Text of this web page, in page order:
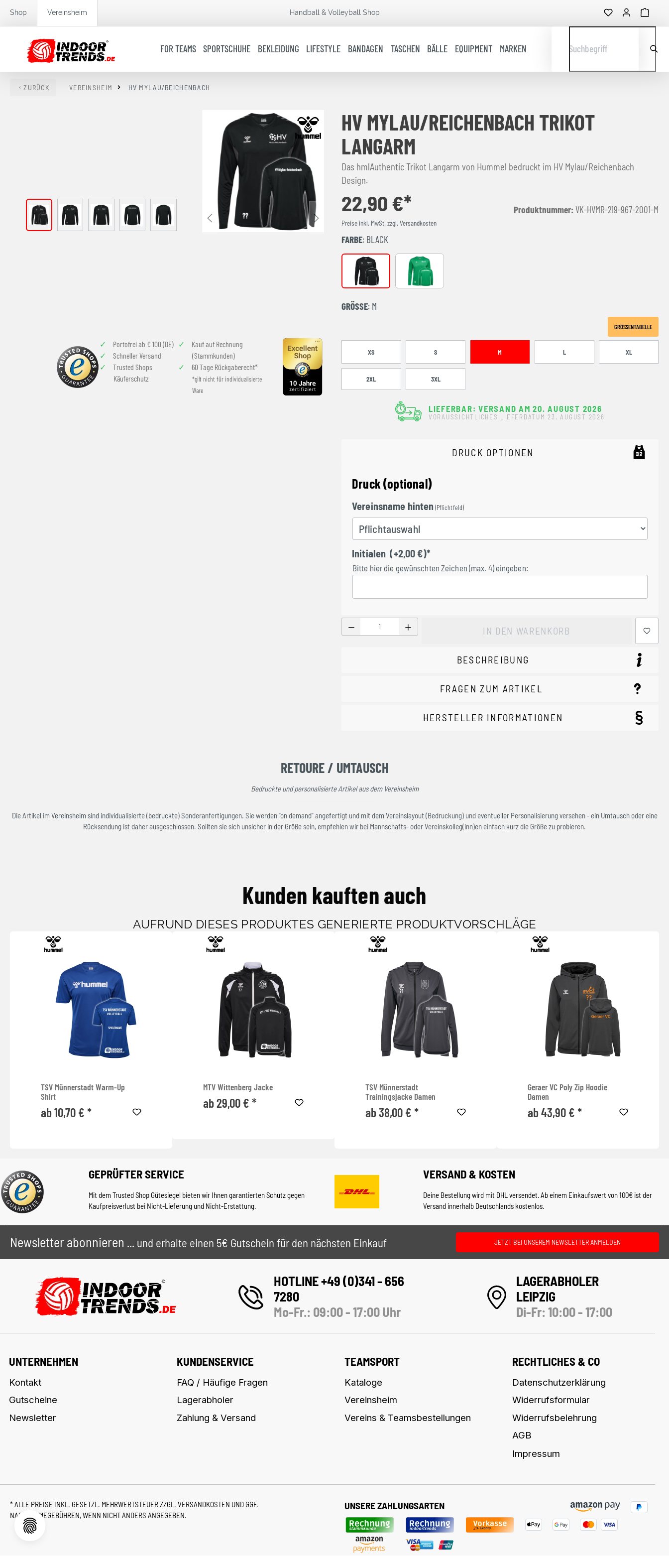
Zur Hauptnavigation springen
Shop Vereinsheim Handball & Volleyball Shop
FOR TEAMS SPORTSCHUHE BEKLEIDUNG LIFESTYLE BANDAGEN TASCHEN BÄLLE EQUIPMENT MARKEN Suchbegriff
ZURÜCK VEREINSHEIM HV MYLAU/REICHENBACH
Portofrei ab € 100 (DE)
Schneller Versand
Trusted Shops
Käuferschutz
Kauf auf Rechnung
(Stammkunden)
60 Tage Rückgaberecht*
*gilt nicht für individualisierte
Ware
HV MYLAU/REICHENBACH TRIKOT
LANGARM
Das hmlAuthentic Trikot Langarm von Hummel bedruckt im HV Mylau/Reichenbach
Design.
22,90 €*
Preise inkl. MwSt. zzgl. Versandkosten
Produktnummer: VK-HVMR-219-967-2001-M
FARBE: BLACK
Black JELLY BEAN
GRÖSSE : M
GRÖSSENTABELLE
XS S M L XL
2XL 3XL
LIEFERBAR: VERSAND AM 20. AUGUST 2026
VORAUSSICHTLICHES LIEFERDATUM 23. AUGUST 2026
DRUCK OPTIONEN
Druck (optional)
Vereinsname hinten (Pflichtfeld)
Vereinsname hinten
Initialen (+2,00 €)*
Bitte hier die gewünschten Zeichen (max. 4) eingeben:
Initialen
Produkt Anzahl: Gib den gewünschten Wert ein oder benutze die Schaltflächen
IN DEN WARENKORB
BESCHREIBUNG
FRAGEN ZUM ARTIKEL
HERSTELLER INFORMATIONEN
RETOURE / UMTAUSCH
Bedruckte und personalisierte Artikel aus dem Vereinsheim
Die Artikel im Vereinsheim sind individualisierte (bedruckte) Sonderanfertigungen. Sie werden "on demand" angefertigt und mit dem Vereinslayout (Bedruckung) und eventueller Personalisierung versehen - ein Umtausch oder eine
Rücksendung ist daher ausgeschlossen. Sollten sie sich unsicher in der Größe sein, empfehlen wir bei Mannschafts- oder Vereinskolleg(inn)en einfach kurz die Größe zu probieren.
Kunden kauften auch
AUFRUND DIESES PRODUKTES GENERIERTE PRODUKTVORSCHLÄGE
TSV Münnerstadt Warm-Up
Shirt
ab 10,70 € *
MTV Wittenberg Jacke
ab 29,00 € *
TSV Münnerstadt
Trainingsjacke Damen
ab 38,00 € *
Geraer VC Poly Zip Hoodie
Damen
ab 43,90 € *
GEPRÜFTER SERVICE
Mit dem Trusted Shop Gütesiegel bieten wir Ihnen garantierten Schutz gegen
Kaufpreisverlust bei Nicht-Lieferung und Nicht-Erstattung.
VERSAND & KOSTEN
Deine Bestellung wird mit DHL versendet. Ab einem Einkaufswert von 100€ ist der
Versand innerhalb Deutschlands kostenlos.
Newsletter abonnieren ... und erhalte einen 5€ Gutschein für den nächsten Einkauf JETZT BEI UNSEREM NEWSLETTER ANMELDEN
HOTLINE +49 (0)341 - 656
7280
Mo-Fr.: 09:00 - 17:00 Uhr
LAGERABHOLER
LEIPZIG
Di-Fr: 10:00 - 17:00
UNTERNEHMEN
Kontakt
Gutscheine
Newsletter
KUNDENSERVICE
FAQ / Häufige Fragen
Lagerabholer
Zahlung & Versand
TEAMSPORT
Kataloge
Vereinsheim
Vereins & Teamsbestellungen
RECHTLICHES & CO
Datenschutzerklärung
Widerrufsformular
Widerrufsbelehrung
AGB
Impressum
* ALLE PREISE INKL. GESETZL. MEHRWERTSTEUER ZZGL. VERSANDKOSTEN UND GGF.
NACHNAHMEGEBÜHREN, WENN NICHT ANDERS ANGEGEBEN.
UNSERE ZAHLUNGSARTEN